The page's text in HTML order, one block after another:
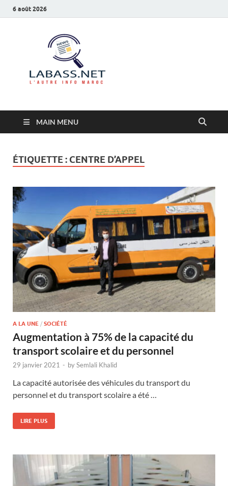
6 août 2026
MAIN MENU
ÉTIQUETTE : CENTRE D’APPEL
A LA UNE / SOCIÉTÉ
Augmentation à 75% de la capacité du
transport scolaire et du personnel
29 janvier 2021 - bySemlali Khalid
La capacité autorisée des véhicules du transport du
personnel et du transport scolaire a été …
LIRE PLUS